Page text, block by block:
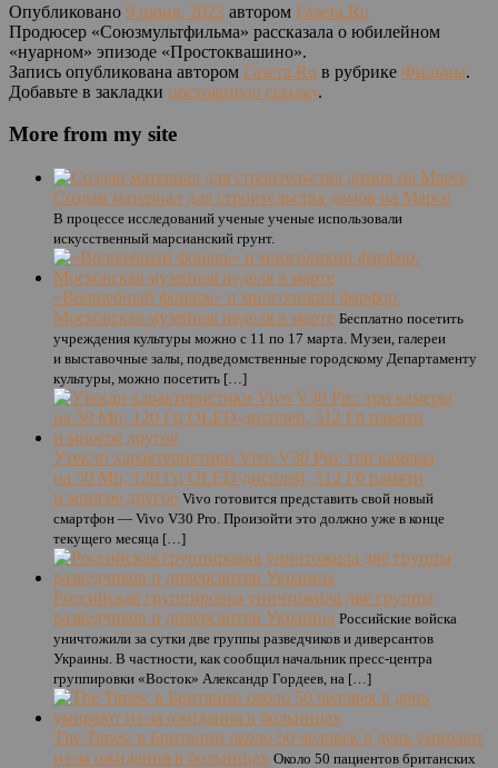
Опубликовано 9 июня, 2023 автором Газета.Ru
Продюсер «Союзмультфильма» рассказала о юбилейном
«нуарном» эпизоде «Простоквашино».
Запись опубликована автором Газета.Ru в рубрике Фильмы.
Добавьте в закладки постоянную ссылку.
More from my site
Создан материал для строительства домов на Марсе
В процессе исследований ученые ученые использовали
искусственный марсианский грунт.
«Волшебный фонарь» и многоликий фарфор.
Московская музейная неделя в марте Бесплатно посетить
учреждения культуры можно с 11 по 17 марта. Музеи, галереи
и выставочные залы, подведомственные городскому Департаменту
культуры, можно посетить […]
Утекли характеристики Vivo V30 Pro: три камеры
на 50 Мп, 120 Гц OLED-дисплей, 512 Гб памяти
и многое другое Vivo готовится представить свой новый
смартфон — Vivo V30 Pro. Произойти это должно уже в конце
текущего месяца […]
Российская группировка уничтожила две группы
разведчиков и диверсантов Украины Российские войска
уничтожили за сутки две группы разведчиков и диверсантов
Украины. В частности, как сообщил начальник пресс-центра
группировки «Восток» Александр Гордеев, на […]
The Times: в Британии около 50 человек в день умирают
из-за ожидания в больницах Около 50 пациентов британских